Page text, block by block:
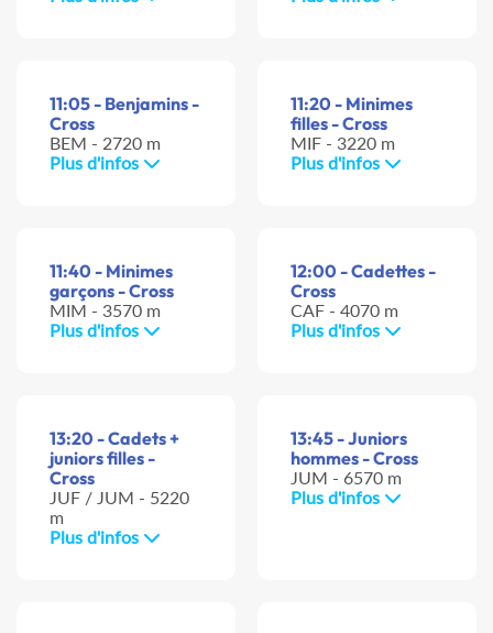
11:05 - Benjamins -
Cross
BEM - 2720 m
Plus d'infos
11:20 - Minimes
filles - Cross
MIF - 3220 m
Plus d'infos
11:40 - Minimes
garçons - Cross
MIM - 3570 m
Plus d'infos
12:00 - Cadettes -
Cross
CAF - 4070 m
Plus d'infos
13:20 - Cadets +
juniors filles -
Cross
JUF / JUM - 5220
m
Plus d'infos
13:45 - Juniors
hommes - Cross
JUM - 6570 m
Plus d'infos